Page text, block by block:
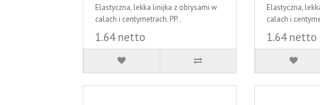
Elastyczna, lekka linijka z obrysami w
calach i centymetrach. PP..
1.64 netto
Elastyczna,
calach i
1.64 netto